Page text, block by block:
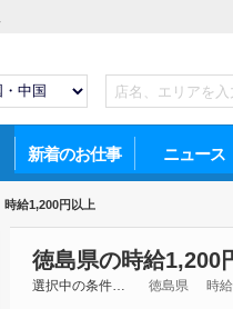
新着のお仕事 ニュース
時給1,200円以上
徳島県の時給1,200
選択中の条件… 徳島県 時